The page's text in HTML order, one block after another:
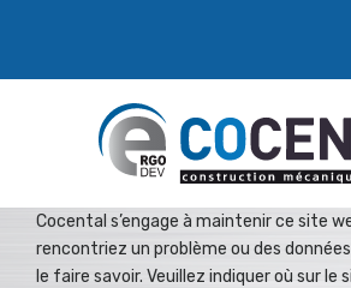
Cocental s’engage à maintenir ce site
rencontriez un problème ou des
le faire savoir. Veuillez indiquer où sur